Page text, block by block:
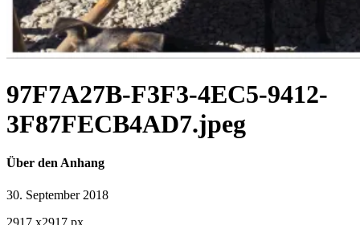
97F7A27B-F3F3-4EC5-9412-
3F87FECB4AD7.jpeg
Über den Anhang
30. September 2018
2917 x2917 px